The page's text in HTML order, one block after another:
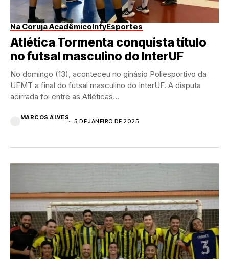
Na Coruja AcadêmicoInfyEsportes
Atlética Tormenta conquista título
no futsal masculino do InterUF
No domingo (13), aconteceu no ginásio Poliesportivo da
UFMT a final do futsal masculino do InterUF. A disputa
acirrada foi entre as Atléticas...
MARCOS ALVES
5 DE JANEIRO DE 2025